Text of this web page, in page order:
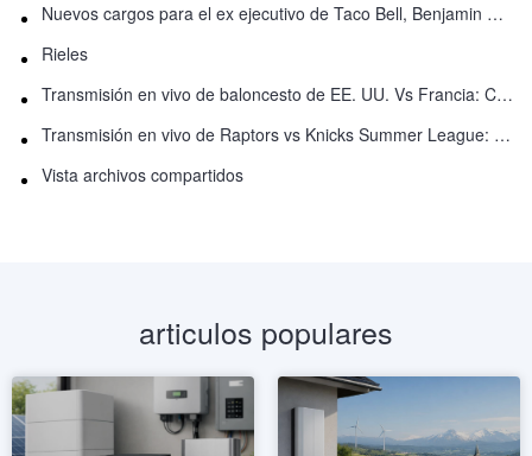
Nuevos cargos para el ex ejecutivo de Taco Bell, Benjamin Golden, en una pelea con Uber
Rieles
Transmisión en vivo de baloncesto de EE. UU. Vs Francia: Cómo ver en línea
Transmisión en vivo de Raptors vs Knicks Summer League: Cómo ver
Vista archivos compartidos
articulos populares